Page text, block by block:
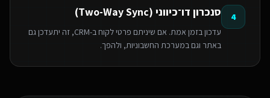
4 סנכרון דו־כיווני (Two-Way Sync)
עדכון בזמן אמת. אם שיניתם פרטי לקוח ב-CRM, זה יתעדכן גם
באתר וגם במערכת החשבוניות, ולהפך.